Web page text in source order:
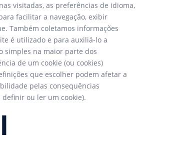
visitadas, as preferências de idioma,
facilitar a navegação, exibir
Também coletamos informações
é utilizado e para auxiliá-lo a
simples na maior parte dos
de um cookie (ou cookies)
que escolher podem afetar a
pelas consequências
ou ler um cookie).